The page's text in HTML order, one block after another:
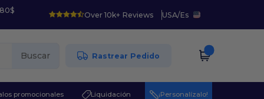
Over 10k+ Reviews USA/Es
Buscar Rastrear Pedido
promocionales Liquidación ¡Personalízalo!